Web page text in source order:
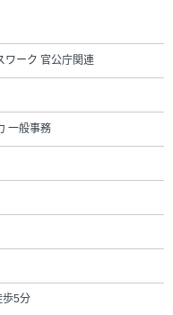
ワーク 官公庁関連
一般事務
5分